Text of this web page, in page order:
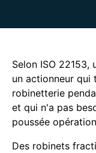
Selon ISO
un actionneur qui
robinetterie
et qui n'a pas
poussée
Des robinets